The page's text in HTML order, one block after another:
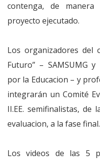
contenga, de
proyecto ejecutado.
Los organizadores del
Futuro” – SAMSUMG
por la Educacion – y
integrarán un Comité
II.EE. semifinalistas, de
evaluacion, a la fase final.
Los videos de las 5